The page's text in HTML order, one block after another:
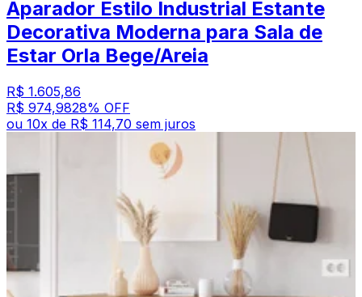
Aparador Estilo Industrial Estante
Decorativa Moderna para Sala de
Estar Orla Bege/Areia
R$ 1.605,86
R$ 974,9828% OFF
ou 10x de R$ 114,70 sem juros